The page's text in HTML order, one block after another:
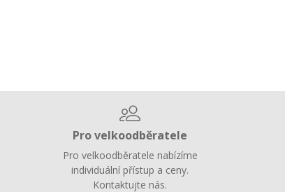
Pro velkoodběratele
Pro velkoodběratele nabízíme
individuální přístup a ceny.
Kontaktujte nás.